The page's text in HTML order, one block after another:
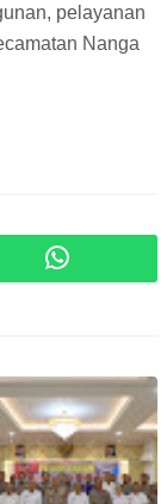
pelayanan
Nanga